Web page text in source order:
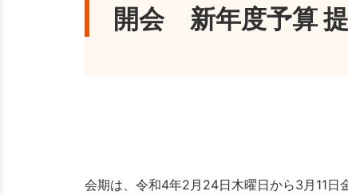
開会 新年度予算
会期は、令和4年2月24日木曜日から3月11日